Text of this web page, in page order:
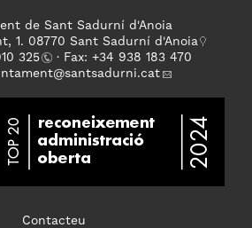
de Sant Sadurní d'Anoia
1. 08770 Sant Sadurní d'Anoia
325
· Fax: +34 938 183 470
@santsadurni.cat
Contacteu